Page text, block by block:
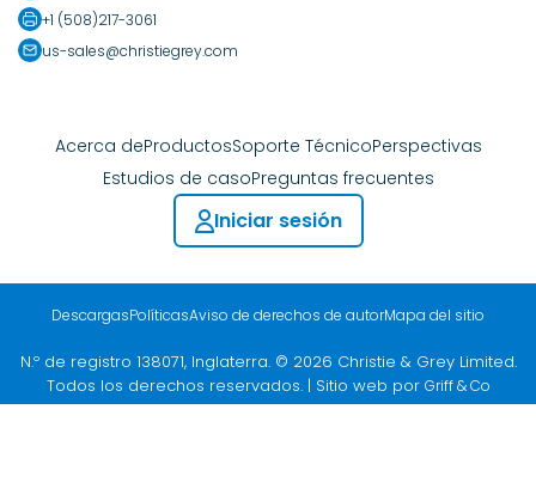
+1 (508)217-3061
us-sales@christiegrey.com
Acerca deProductosSoporte TécnicoPerspectivas
Estudios de casoPreguntas frecuentes
Iniciar sesión
DescargasPolíticasAviso de derechos de autorMapa del sitio
N.º de registro 138071, Inglaterra. © 2026 Christie & Grey Limited.
Todos los derechos reservados. | Sitio web por Griff & Co